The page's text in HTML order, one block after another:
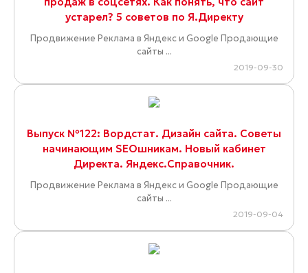
устарел? 5 советов по Я.Директу
Продвижение Реклама в Яндекс и Google Продающие
сайты ...
2019-09-30
Выпуск №122: Вордстат. Дизайн сайта. Советы
начинающим SEOшникам. Новый кабинет
Директа. Яндекс.Справочник.
Продвижение Реклама в Яндекс и Google Продающие
сайты ...
2019-09-04